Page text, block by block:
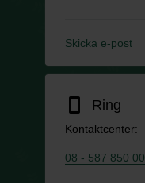
Skicka e-post
smartphone Ring
Kontaktcenter:
08 - 587 850 00